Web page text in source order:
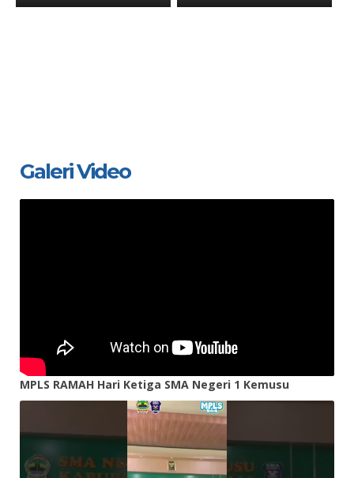
Galeri Video
MPLS RAMAH Hari Ketiga SMA Negeri 1 Kemusu